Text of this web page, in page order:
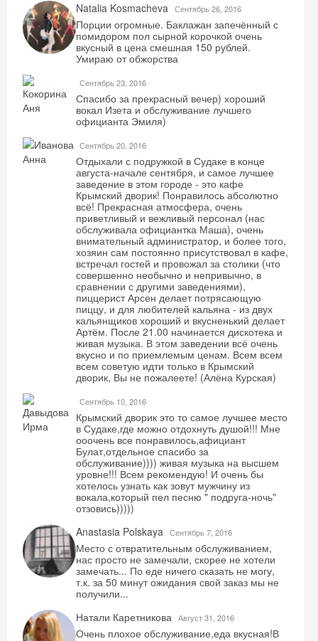
Natalia Kosmacheva Сентябрь 26, 2016
Порции огромные. Баклажан запечённый с
помидором пол сырной корочкой очень
вкусный в цена смешная 150 рублей.
Умираю от обжорства
Сентябрь 23, 2016
Спасибо за прекрасный вечер) хороший
вокал Изета и обслуживание лучшего
официанта Эмиля)
Сентябрь 20, 2016
Отдыхали с подружкой в Судаке в конце
августа-начале сентября, и самое лучшее
заведение в этом городе - это кафе
Крымский дворик! Понравилось абсолютно
всё! Прекрасная атмосфера, очень
приветливый и вежливый персонал (нас
обслуживала официантка Маша), очень
внимательный администратор, и более того,
хозяин сам постоянно присутствовал в кафе,
встречал гостей и провожал за столики (что
совершенно необычно и непривычно, в
сравнении с другими заведениями),
пиццерист Арсен делает потрясающую
пиццу, и для любителей кальяна - из двух
кальянщиков хороший и вкусненький делает
Артём. После 21.00 начинается дискотека и
живая музыка. В этом заведении всё очень
вкусно и по приемлемым ценам. Всем всем
всем советую идти только в Крымский
дворик, Вы не пожалеете! (Алёна Курская)
Сентябрь 10, 2016
Крымский дворик это то самое лучшее место
в Судаке,где можно отдохнуть душой!!! Мне
ооочень все понравилось,афициант
Булат,отдельное спасибо за
обслуживание)))) живая музыка на высшем
уровне!!! Всем рекомендую! И очень бы
хотелось узнать как зовут мужчину из
вокала,который пел песню " подруга-ночь"
отзовись)))))
Anastasia Polskaya Сентябрь 7, 2016
Место с отвратительным обслуживанием,
нас просто не замечали, скорее не хотели
замечать... По еде ничего сказать не могу,
т.к. за 50 минут ожидания свой заказ мы не
получили...
Натали Каретникова Август 31, 2016
Очень плохое обслуживание,еда вкусная!В